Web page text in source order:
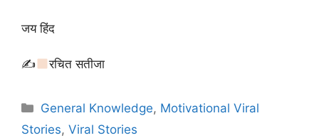
जय हिंद
✍ रचित सतीजा
Categories
General Knowledge, Motivational Viral
Stories, Viral Stories